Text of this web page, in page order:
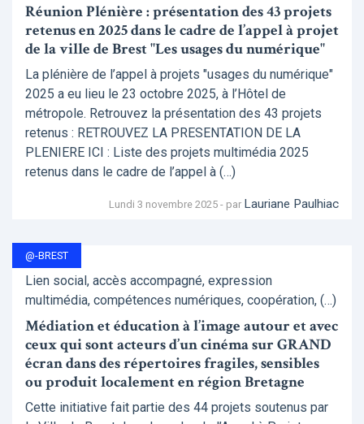
Réunion Plénière : présentation des 43 projets
retenus en 2025 dans le cadre de l’appel à projet
de la ville de Brest "Les usages du numérique"
La plénière de l’appel à projets "usages du numérique"
2025 a eu lieu le 23 octobre 2025, à l’Hôtel de
métropole. Retrouvez la présentation des 43 projets
retenus : RETROUVEZ LA PRESENTATION DE LA
PLENIERE ICI : Liste des projets multimédia 2025
retenus dans le cadre de l’appel à (…)
Lundi 3 novembre 2025 - par Lauriane Paulhiac
@-BREST
Lien social, accès accompagné, expression
multimédia, compétences numériques, coopération, (…)
Médiation et éducation à l’image autour et avec
ceux qui sont acteurs d’un cinéma sur GRAND
écran dans des répertoires fragiles, sensibles
ou produit localement en région Bretagne
Cette initiative fait partie des 44 projets soutenus par